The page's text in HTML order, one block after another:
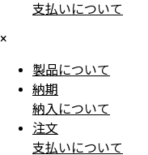
支払いについて
×
製品について
納期
納入について
注文
支払いについて